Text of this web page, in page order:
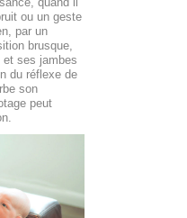
ou un geste
par un
brusque,
et ses jambes
du réflexe de
son
peut